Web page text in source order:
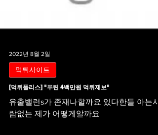
2022년 8월 2일
먹튀사이트
[먹튀폴리스] "푸틴 4백만원 먹튀제보"
유출밸런s가 존재나할까요 있다한들 아는사